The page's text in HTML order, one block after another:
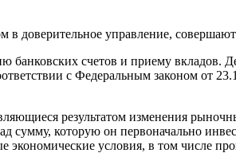
доверительное управление,
счетов и приему вкладов.
с Федеральным законом от
результатом изменения
которую он первоначально
экономические условия, в том числе